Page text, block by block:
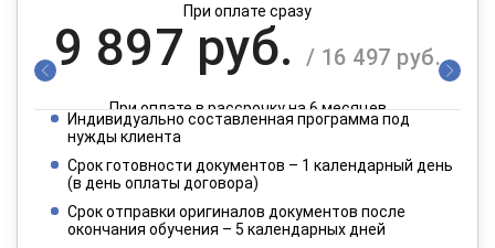
При оплате сразу
9 897 руб. / 16 497 руб.
При оплате в рассрочку на 6 месяцев
4 949 руб. / 8 249 руб.
При оплате в рассрочку на 12 месяцев
Индивидуально составленная программа под
нужды клиента
Срок готовности документов – 1 календарный день
(в день оплаты договора)
Срок отправки оригиналов документов после
окончания обучения – 5 календарных дней